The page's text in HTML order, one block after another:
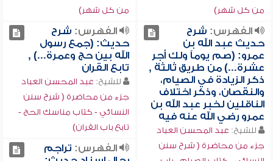
من كل شهر)
من كل شهر)
الفهرس: شرح
حديث عبد الله بن
عمرو: (صم يوماً ولك أجر
عشرة...) من طريق ثالثة ,
ذكر الزيادة في الصيام،
والنقصان، وذكر اختلاف
الناقلين لخبر عبد الله بن
عمرو رضي الله عنه فيه
للشيخ: عبد المحسن العباد
جزء من محاضرة ( شرح سنن
الفهرس: شرح
حديث: (جمع رسول
الله بين حج وعمرة...) ,
تابع القران
للشيخ: عبد المحسن العباد
جزء من محاضرة ( شرح سنن
النسائي - كتاب مناسك الحج -
تابع باب القران)
الفهرس: تراجم